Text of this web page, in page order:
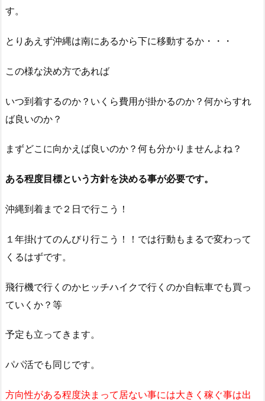
す。
とりあえず沖縄は南にあるから下に移動するか・・・
この様な決め方であれば
いつ到着するのか？いくら費用が掛かるのか？何からすれ
ば良いのか？
まずどこに向かえば良いのか？何も分かりませんよね？
ある程度目標という方針を決める事が必要です。
沖縄到着まで２日で行こう！
１年掛けてのんびり行こう！！では行動もまるで変わって
くるはずです。
飛行機で行くのかヒッチハイクで行くのか自転車でも買っ
ていくか？等
予定も立ってきます。
パパ活でも同じです。
方向性がある程度決まって居ない事には大きく稼ぐ事は出